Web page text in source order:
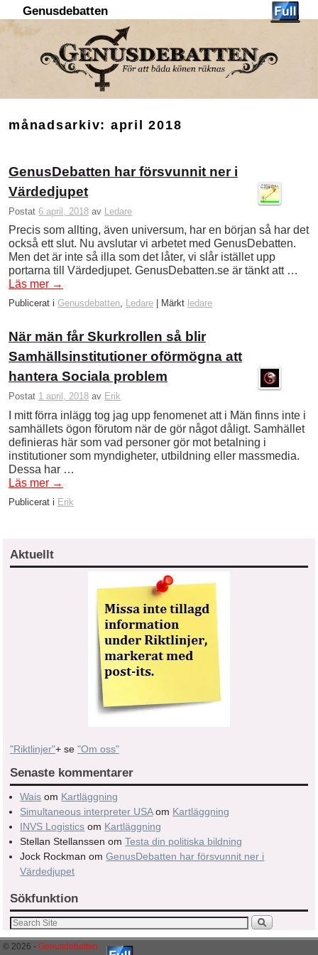
Genusdebatten
månadsarkiv: april 2018
GenusDebatten har försvunnit ner i
Värdedjupet
Postat 6 april, 2018 av Ledare
Precis som allting, även universum, har en början så har det
också ett slut. Nu avslutar vi arbetet med GenusDebatten.
Men det är inte så illa som det låter, vi slår istället upp
portarna till Värdedjupet. GenusDebatten.se är tänkt att …
Läs mer →
Publicerat i Genusdebatten, Ledare Märkt ledare
När män får Skurkrollen så blir
Samhällsinstitutioner oförmögna att
hantera Sociala problem
Postat 1 april, 2018 av Erik
I mitt förra inlägg tog jag upp fenomenet att i Män finns inte i
samhällets ögon förutom när de gör något dåligt. Samhället
definieras här som vad personer gör mot betalning i
institutioner som myndigheter, utbildning eller massmedia.
Dessa har …
Läs mer →
Publicerat i Erik
Aktuellt
"Riktlinjer"+ se "Om oss"
Senaste kommentarer
Wais om Kartläggning
Simultaneous interpreter USAom Kartläggning
INVS Logistics om Kartläggning
Stellan Stellanssen omTesta din politiska bildning
Jock Rockman omGenusDebatten har försvunnit ner i
Värdedjupet
Sökfunktion
© 2026 - Genusdebatten